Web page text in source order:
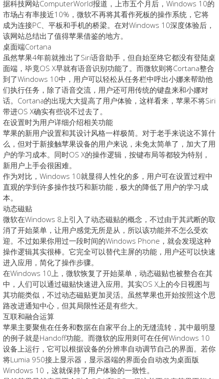
据科技网站ComputerWorld报道，上市五个月后，Windows 10的
市场占有率接近10%，微软不再将其看作死板的操作系统，它将
成为连接PC、平板和手机的桥梁。在对Windows 10深度体验后，
该网站总结出了值得苹果借鉴的地方。
桌面端Cortana
虽然苹果4年前就推出了Siri语音助手，但自始至终它都没有登陆桌
面端，毕竟OS X早就有语音识别功能了。而微软则将Cortana整合
到了Windows 10中，用户可以轻松从任务栏中呼出小娜来帮助他
们执行任务，除了语音交流，用户还可用传统的键盘来和小娜对
话。Cortana的出现大大提高了用户体验，这样看来，苹果不将Siri
带进OS X确实有些说不过去了。
在设置时为用户详细介绍相关功能
苹果的新用户设置和其设计风格一样极简。对于老手来说这不算什
么，但对于新接触苹果设备的用户来说，未免太简单了，加大了用
户的学习成本。同时OS X的操作逻辑，按键布局等都较为特别，
新用户上手会很困难。
作为对比，Windows 10就显得人性化的多，用户可在设置过程中
直观的学到许多操作技巧和新功能，极大的降低了用户的学习成
本。
动态磁贴
微软在Windows 8上引入了动态磁贴的概念，不过由于其武断的取
消了开始菜单，让用户感觉无所是从，所以该功能并不怎么受欢
迎。不过如果你用过一段时间的Windows Phone，就会发现这种
操作逻辑其实很棒。它完全可以替代主屏的功能，用户还可以快速
进入应用，简化了操作步骤。
在Windows 10上，微软恢复了开始菜单，动态磁贴也被整合在其
中，人们可以通过磁贴快速进入应用。其实OS X上的今日视图与
其功能类似，不过动态磁贴更加灵活。虽然苹果也开始按照这个思
路改进通知中心，但其局限性还是有些大。
互联和融合运算
苹果主要聚焦在任务和数据在自家平台上的无缝流转，其中最明显
的例子就是Handoff功能。而微软的应用则可在任何Windows 10
设备上运行，它可以根据设备的分辨率自动调节自己的界面。若你
将Lumia 950接上显示器，显示器端的界面会自动改为桌面版
Windows 10，这就保持了用户体验的一致性。